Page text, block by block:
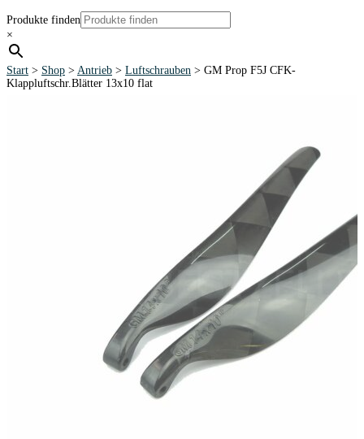
Produkte finden
×
Start > Shop > Antrieb > Luftschrauben > GM Prop F5J CFK-
Klappluftschr.Blätter 13x10 flat